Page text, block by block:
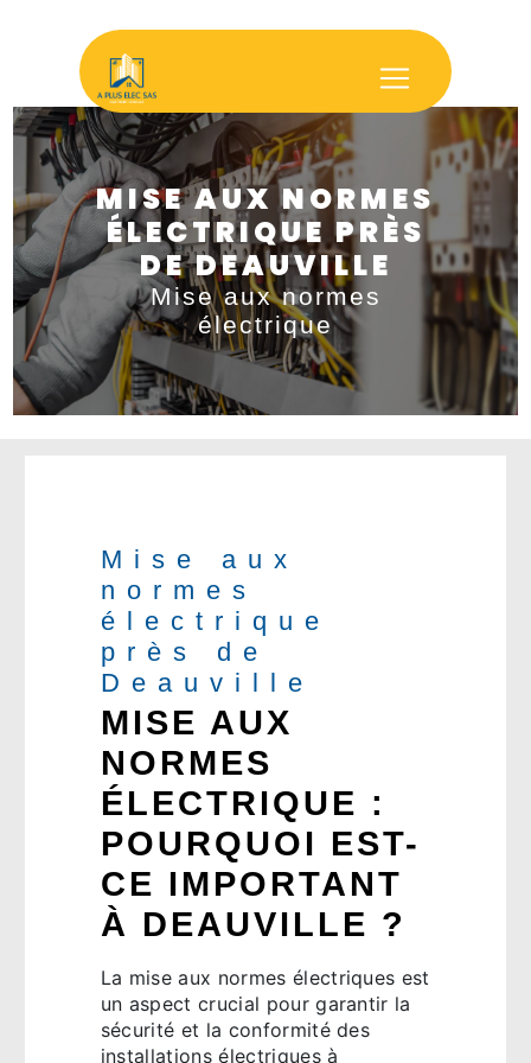
MISE AUX NORMES
ÉLECTRIQUE PRÈS
DE DEAUVILLE
Mise aux normes
électrique
Mise aux
normes
électrique
près de
Deauville
MISE AUX
NORMES
ÉLECTRIQUE :
POURQUOI EST-
CE IMPORTANT
À DEAUVILLE ?
La mise aux normes électriques est
un aspect crucial pour garantir la
sécurité et la conformité des
installations électriques à